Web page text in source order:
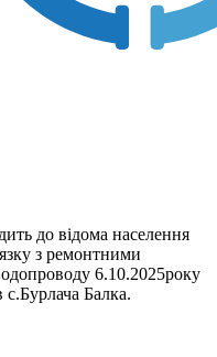
до відома населення
з ремонтними
6.10.2025року
с.Бурлача Балка.